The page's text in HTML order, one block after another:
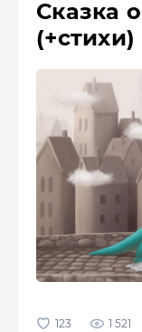
Сказка
(+стихи)
1 521